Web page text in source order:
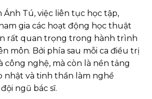
Ánh Tú, việc liên tục học tập,
gia các hoạt động học thuật
rất quan trọng trong hành trình
môn. Bởi phía sau mỗi ca điều trị
công nghệ, mà còn là nền tảng
nhật và tinh thần làm nghề
ngũ bác sĩ.